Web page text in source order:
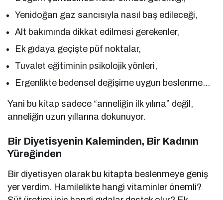
Yenidoğan gaz sancısıyla nasıl baş edileceği,
Alt bakımında dikkat edilmesi gerekenler,
Ek gıdaya geçişte püf noktalar,
Tuvalet eğitiminin psikolojik yönleri,
Ergenlikte bedensel değişime uygun beslenme…
Yani bu kitap sadece “anneliğin ilk yılına” değil,
anneliğin uzun yıllarına dokunuyor.
Bir Diyetisyenin Kaleminden, Bir Kadının
Yüreğinden
Bir diyetisyen olarak bu kitapta beslenmeye geniş
yer verdim. Hamilelikte hangi vitaminler önemli?